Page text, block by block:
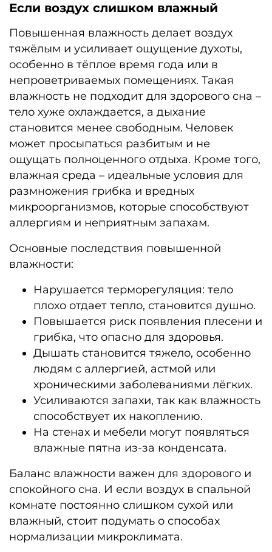
Если воздух слишком влажный
Повышенная влажность делает воздух
тяжёлым и усиливает ощущение духоты,
особенно в тёплое время года или в
непроветриваемых помещениях. Такая
влажность не подходит для здорового сна –
тело хуже охлаждается, а дыхание
становится менее свободным. Человек
может просыпаться разбитым и не
ощущать полноценного отдыха. Кроме того,
влажная среда – идеальные условия для
размножения грибка и вредных
микроорганизмов, которые способствуют
аллергиям и неприятным запахам.
Основные последствия повышенной
влажности:
Нарушается терморегуляция: тело
плохо отдает тепло, становится душно.
Повышается риск появления плесени и
грибка, что опасно для здоровья.
Дышать становится тяжело, особенно
людям с аллергией, астмой или
хроническими заболеваниями лёгких.
Усиливаются запахи, так как влажность
способствует их накоплению.
На стенах и мебели могут появляться
влажные пятна из-за конденсата.
Баланс влажности важен для здорового и
спокойного сна. И если воздух в спальной
комнате постоянно слишком сухой или
влажный, стоит подумать о способах
нормализации микроклимата.